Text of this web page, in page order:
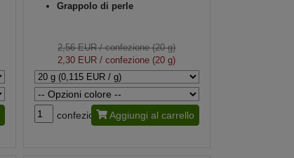
Grappolo di perle
2,56 EUR/ confezione (20 g)
2,30 EUR / confezione (20 g)
confezione Aggiungi al carrello